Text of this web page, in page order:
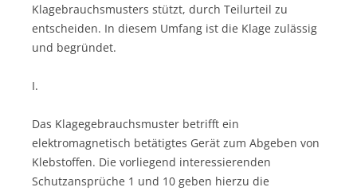
Klagebrauchsmusters stützt, durch Teilurteil zu
entscheiden. In diesem Umfang ist die Klage zulässig
und begründet.
I.
Das Klagegebrauchsmuster betrifft ein
elektromagnetisch betätigtes Gerät zum Abgeben von
Klebstoffen. Die vorliegend interessierenden
Schutzansprüche 1 und 10 geben hierzu die